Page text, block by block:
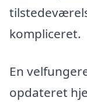
kompliceret.
En
opdateret